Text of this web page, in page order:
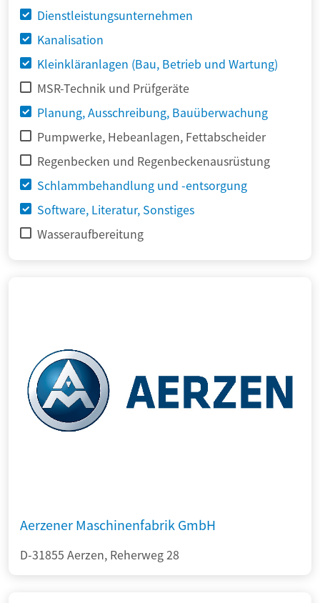
Dienstleistungsunternehmen
Kanalisation
Kleinkläranlagen (Bau, Betrieb und Wartung)
MSR-Technik und Prüfgeräte
Planung, Ausschreibung, Bauüberwachung
Pumpwerke, Hebeanlagen, Fettabscheider
Regenbecken und Regenbeckenausrüstung
Schlammbehandlung und -entsorgung
Software, Literatur, Sonstiges
Wasseraufbereitung
Aerzener Maschinenfabrik GmbH
D-31855 Aerzen, Reherweg 28